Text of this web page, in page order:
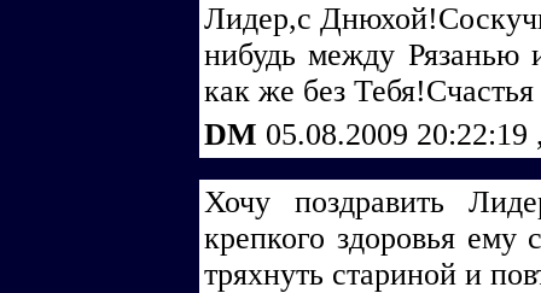
Лидер,с
нибудь между
как же без
DM 05.08.2009 20:22:19
Хочу поздравить
крепкого здоровья
тряхнуть стариной и